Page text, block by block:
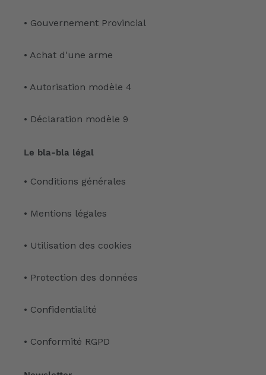
• Gouvernement Provincial
• Achat d'une arme
• Autorisation modèle 4
• Déclaration modèle 9
Le bla-bla légal
• Conditions générales
• Mentions légales
• Utilisation des cookies
• Protection des données
• Confidentialité
• Conformité RGPD